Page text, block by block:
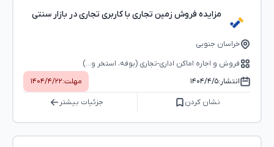
مزایده فروش زمین تجاری با کاربری تجاری در بازار سنتی
خراسان جنوبی
فروش و اجاره اماکن اداری-تجاری (بوفه، استخر و...)
انتشار:۱۴۰۴/۴/۵ مهلت:۱۴۰۴/۴/۲۲
نشان کردن جزئیات بیشتر